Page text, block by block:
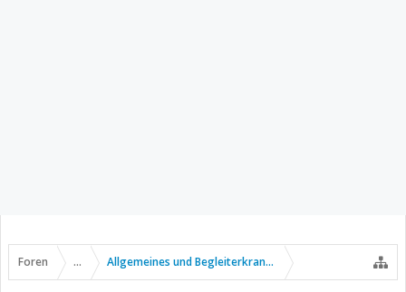
Foren ... Allgemeines und Begleiterkrankungen